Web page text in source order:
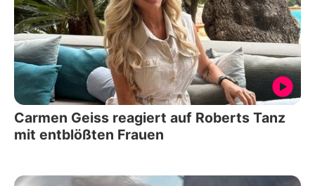
Carmen Geiss reagiert auf Roberts Tanz
mit entblößten Frauen